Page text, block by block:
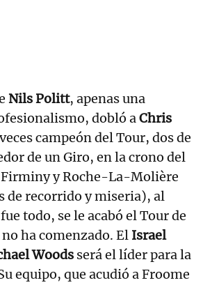
Nils Politt, apenas una
dobló aChris
campeón del Tour, dos de
de un Giro, en la crono del
y Roche-La-Molière
de recorrido y miseria), al
todo, se le acabó el Tour de
ha comenzado. El Israel
Woods será el líder para la
equipo, que acudió a Froome